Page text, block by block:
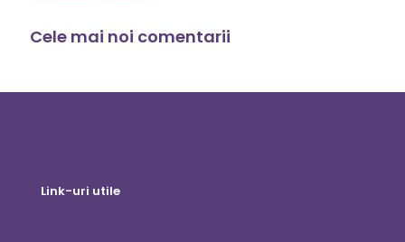
Cele mai noi comentarii
Link-uri utile